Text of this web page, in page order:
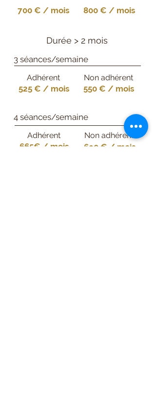
700 € / mois 800 € / mois
Durée > 2 mois
3 séances/semaine
525 € / mois 550 € / mois
4 séances/semaine
665€ / mois 690 € / mois
Adhérent Non adhérent
Adhérent Non adhérent